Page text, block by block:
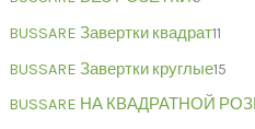
BUSSARE Завертки квадрат11
BUSSARE Завертки круглые15
BUSSARE НА КВАДРАТНОЙ